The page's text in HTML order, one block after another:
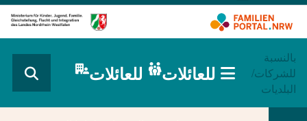
بالنسبة
للشركات/
البلديات
CURRENT SECTION للعائلات
HAUPTNAVIGATION
(BÜRGERBEREICH
للعائلات للعائلات